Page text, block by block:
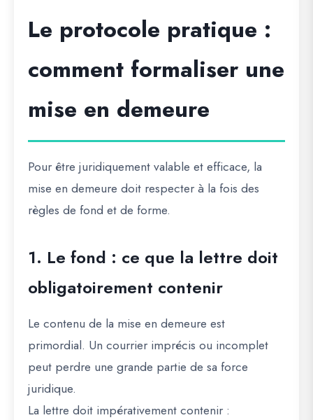
Le protocole pratique :
comment formaliser une
mise en demeure
Pour être juridiquement valable et efficace, la
mise en demeure doit respecter à la fois des
règles de fond et de forme.
1. Le fond : ce que la lettre doit
obligatoirement contenir
Le contenu de la mise en demeure est
primordial. Un courrier imprécis ou incomplet
peut perdre une grande partie de sa force
juridique.
La lettre doit impérativement contenir :